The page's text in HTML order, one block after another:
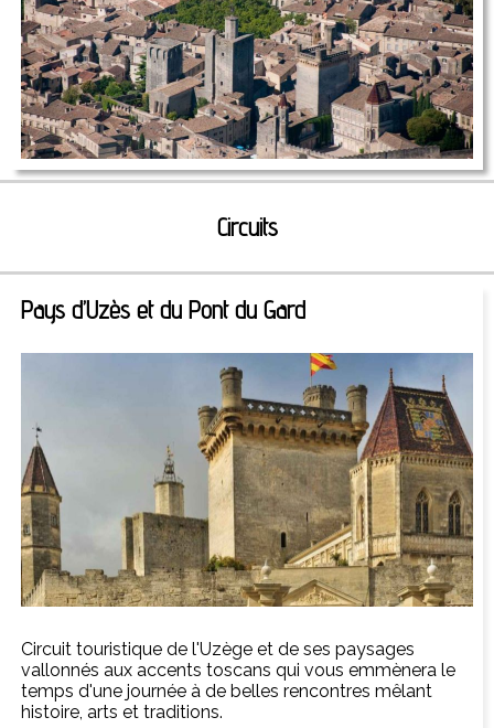
Circuits
Pays d’Uzès et du Pont du Gard
Circuit touristique de l'Uzège et de ses paysages
vallonnés aux accents toscans qui vous emmènera le
temps d'une journée à de belles rencontres mêlant
histoire, arts et traditions.